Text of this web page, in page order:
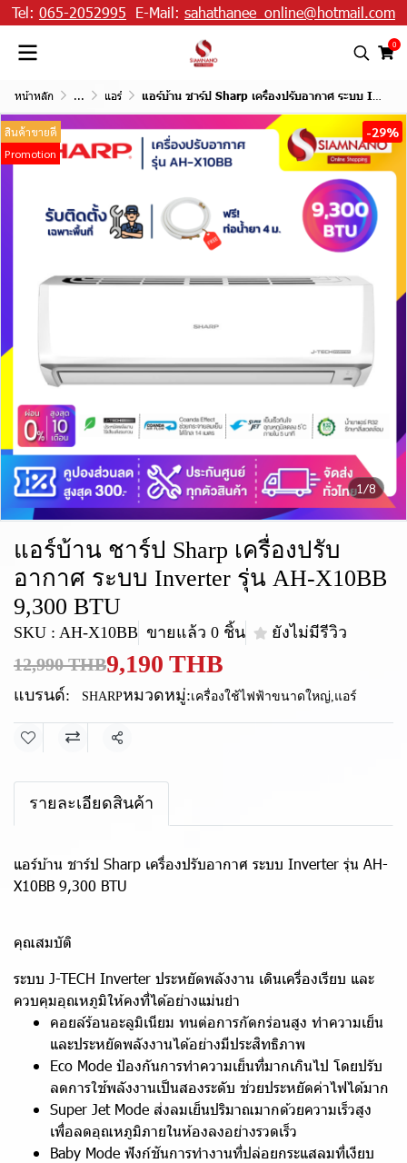
Tel: 065-2052995 E-Mail: sahathanee_online@hotmail.com
0
หน้าหลัก ... แอร์ แอร์บ้าน ชาร์ป Sharp เครื่องปรับอากาศ ระบบ Inverter รุ่น AH-X10BB 9,300 BTU
1/8
สินค้าขายดี
Promotion
-29%
แอร์บ้าน ชาร์ป Sharp เครื่องปรับ
อากาศ ระบบ Inverter รุ่น AH-X10BB
9,300 BTU
SKU : AH-X10BB ขายแล้ว 0 ชิ้น ยังไม่มีรีวิว
12,990 THB9,190 THB
แบรนด์: SHARPหมวดหมู่:เครื่องใช้ไฟฟ้าขนาดใหญ่,แอร์
แชร์
รายละเอียดสินค้า
แอร์บ้าน ชาร์ป Sharp เครื่องปรับอากาศ ระบบ Inverter รุ่น AH-
X10BB 9,300 BTU
คุณสมบัติ
ระบบ J-TECH Inverter ประหยัดพลังงาน เดินเครื่องเรียบ และ
ควบคุมอุณหภูมิให้คงที่ได้อย่างแม่นยำ
คอยล์ร้อนอะลูมิเนียม ทนต่อการกัดกร่อนสูง ทำความเย็น
และประหยัดพลังงานได้อย่างมีประสิทธิภาพ
Eco Mode ป้องกันการทำความเย็นที่มากเกินไป โดยปรับ
ลดการใช้พลังงานเป็นสองระดับ ช่วยประหยัดค่าไฟได้มาก
Super Jet Mode ส่งลมเย็นปริมาณมากด้วยความเร็วสูง
เพื่อลดอุณหภูมิภายในห้องลงอย่างรวดเร็ว
Baby Mode ฟังก์ชันการทำงานที่ปล่อยกระแสลมที่เงียบ